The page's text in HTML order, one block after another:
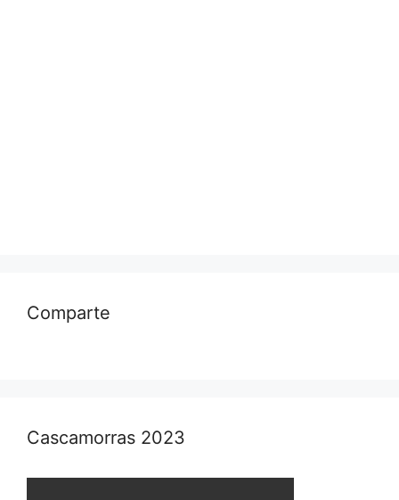
Comparte
Cascamorras 2023